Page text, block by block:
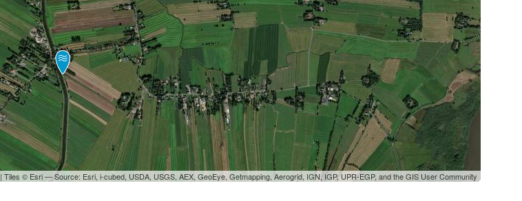
| Tiles © Esri — Source: Esri, i-cubed, USDA, USGS, AEX, GeoEye, Getmapping, Aerogrid, IGN, IGP, UPR-EGP, and the GIS User Community